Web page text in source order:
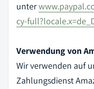
unter
cy-
Verwendung von
Wir verwenden auf
Zahlungsdienst